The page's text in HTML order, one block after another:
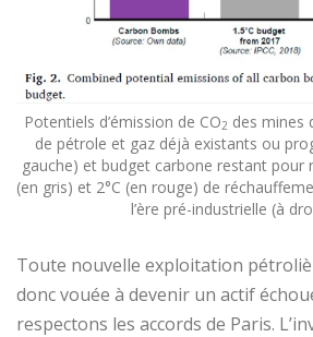
Potentiels d’émission de CO2 des mines
de pétrole et gaz déjà existants ou
gauche) et budget carbone restant pour
(en gris) et 2°C (en rouge) de
l’ère pré-industrielle (à
Toute nouvelle exploitation
donc vouée à devenir un actif
respectons les accords de Paris.